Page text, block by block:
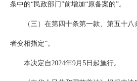
条中的“民政部门”前增加“原备案的”。
（三）在第四十条第一款、第五十
者变相指定”。
本决定自2024年9月5日起施行。